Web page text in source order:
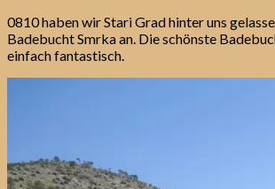
0810 haben wir Stari Grad hinter uns
Badebucht Smrka an. Die schönste
einfach fantastisch.